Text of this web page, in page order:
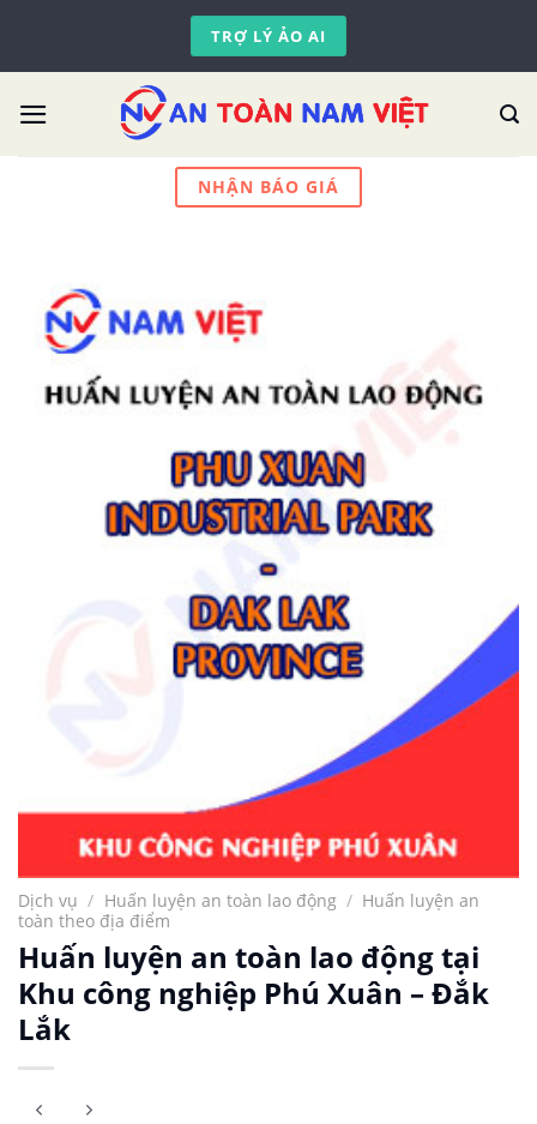
content
TRỢ LÝ ẢO AI
NHẬN BÁO GIÁ
Dịch vụ / Huấn luyện an toàn lao động / Huấn luyện an
toàn theo địa điểm
Huấn luyện an toàn lao động tại
Khu công nghiệp Phú Xuân – Đắk
Lắk